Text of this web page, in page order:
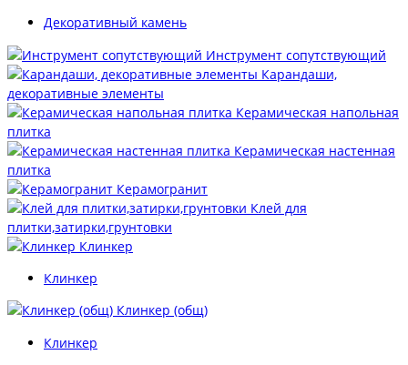
Декоративный камень
Инструмент сопутствующий
Карандаши,
декоративные элементы
Керамическая напольная
плитка
Керамическая настенная
плитка
Керамогранит
Клей для
плитки,затирки,грунтовки
Клинкер
Клинкер
Клинкер (общ)
Клинкер